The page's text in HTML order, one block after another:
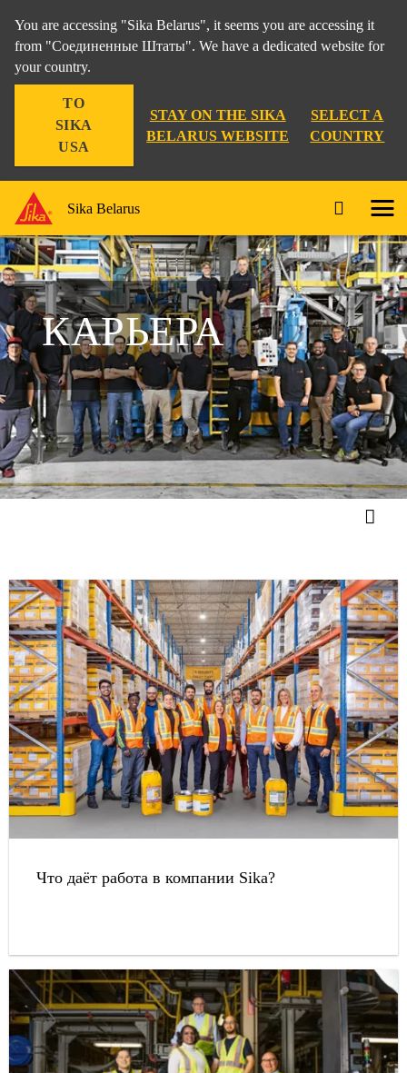
You are accessing "Sika Belarus", it seems you are accessing it
from "Соединенные Штаты". We have a dedicated website for
your country.
TO
SIKA
USA
STAY ON THE SIKA
BELARUS WEBSITE
SELECT A
COUNTRY
Sika Belarus
КАРЬЕРА
Что даёт работа в компании Sika?